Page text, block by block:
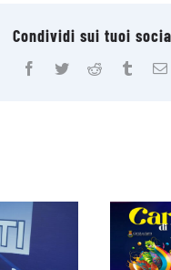
Condividi sui tuoi
Facebook
TwitterReddit Tumblr